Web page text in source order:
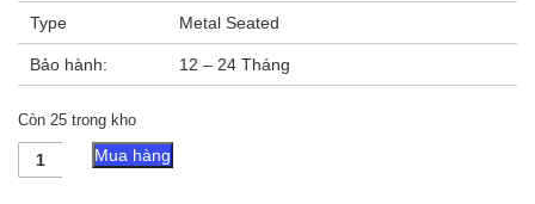
Type Metal Seated
Bảo hành: 12 – 24 Tháng
Còn 25 trong kho
Van
Kim
Mua hàng